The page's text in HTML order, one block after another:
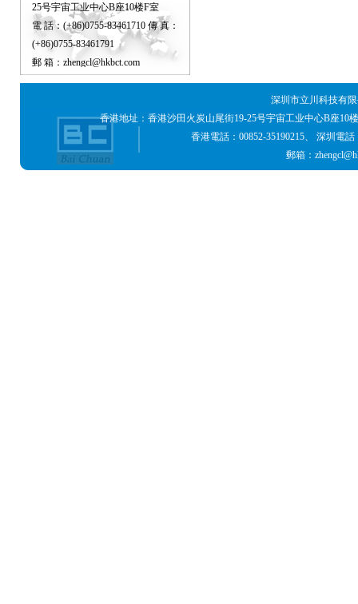
25号宇宙工业中心B座10楼F室
電 話：(+86)0755-83461710 傳 真：
(+86)0755-83461791
郵 箱：zhengcl@hkbct.com
深圳市立川科技有
香港地址：香港沙田火炭山尾街19-25号宇宙工业中心B座
香港電話：00852-35190215、 深圳電話
郵箱：